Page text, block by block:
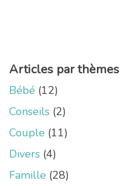
Articles par thèmes
Bébé (12)
Conseils (2)
Couple (11)
Divers (4)
Famille (28)